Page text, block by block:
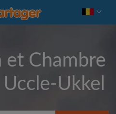
Chambre
Uccle-Ukkel